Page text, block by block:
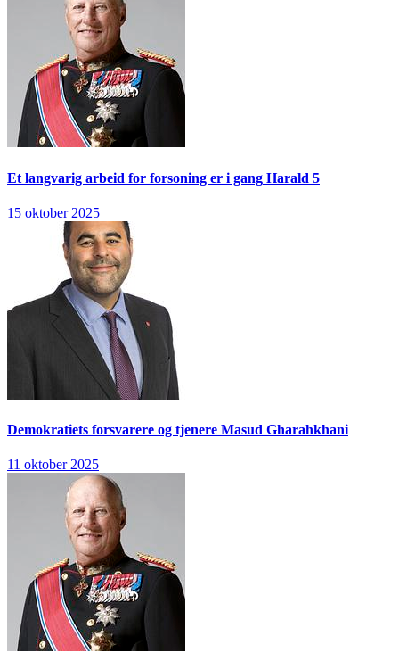
Et langvarig arbeid for forsoning er i gang Harald 5
15 oktober 2025
Demokratiets forsvarere og tjenere Masud Gharahkhani
11 oktober 2025